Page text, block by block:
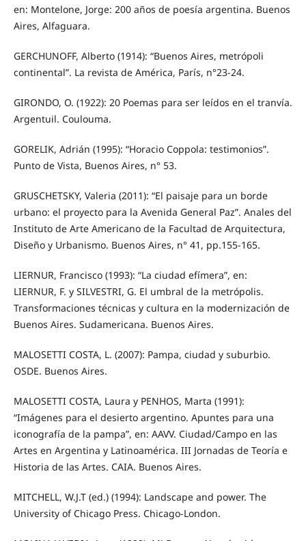
en: Montelone, Jorge: 200 años de poesía argentina. Buenos
Aires, Alfaguara.
GERCHUNOFF, Alberto (1914): “Buenos Aires, metrópoli
continental”. La revista de América, París, n°23-24.
GIRONDO, O. (1922): 20 Poemas para ser leídos en el tranvía.
Argentuil. Coulouma.
GORELIK, Adrián (1995): “Horacio Coppola: testimonios”.
Punto de Vista, Buenos Aires, n° 53.
GRUSCHETSKY, Valeria (2011): “El paisaje para un borde
urbano: el proyecto para la Avenida General Paz”. Anales del
Instituto de Arte Americano de la Facultad de Arquitectura,
Diseño y Urbanismo. Buenos Aires, n° 41, pp.155-165.
LIERNUR, Francisco (1993): “La ciudad efímera”, en:
LIERNUR, F. y SILVESTRI, G. El umbral de la metrópolis.
Transformaciones técnicas y cultura en la modernización de
Buenos Aires. Sudamericana. Buenos Aires.
MALOSETTI COSTA, L. (2007): Pampa, ciudad y suburbio.
OSDE. Buenos Aires.
MALOSETTI COSTA, Laura y PENHOS, Marta (1991):
“Imágenes para el desierto argentino. Apuntes para una
iconografía de la pampa”, en: AAVV. Ciudad/Campo en las
Artes en Argentina y Latinoamérica. III Jornadas de Teoría e
Historia de las Artes. CAIA. Buenos Aires.
MITCHELL, W.J.T (ed.) (1994): Landscape and power. The
University of Chicago Press. Chicago-London.